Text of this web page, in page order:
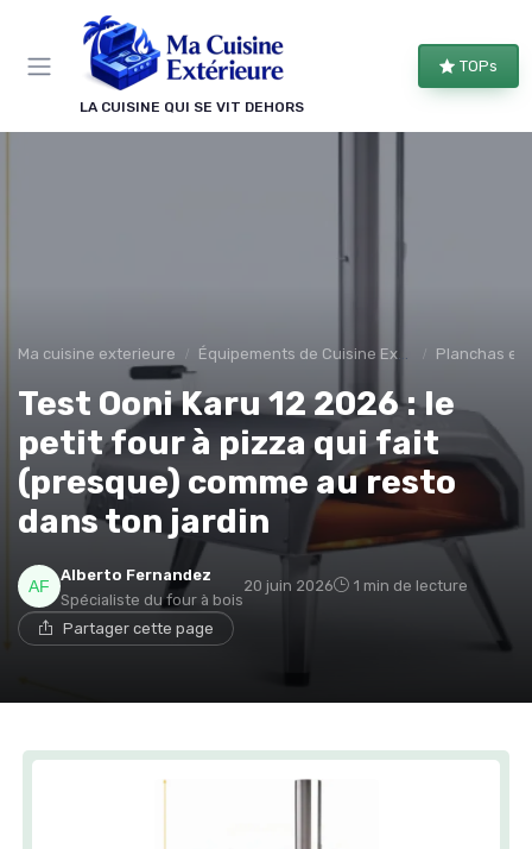
LA CUISINE QUI SE VIT DEHORS
TOPs
Ma cuisine exterieure Équipements de Cuisine Extérieure Planchas et
Test Ooni Karu 12 2026 : le
petit four à pizza qui fait
(presque) comme au resto
dans ton jardin
Alberto Fernandez
Spécialiste du four à bois
20 juin 2026 1 min de lecture
Partager cette page
Panneau de gestion des cookies